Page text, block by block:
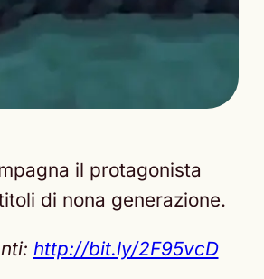
il protagonista
di nona generazione.
http://bit.ly/2F95vcD